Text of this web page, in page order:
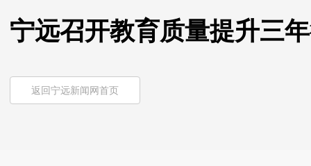
宁远召开教育质量提升三
返回宁远新闻网首页